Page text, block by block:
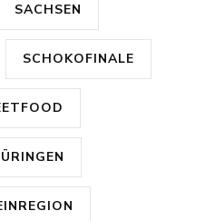
SACHSEN
SCHOKOFINALE